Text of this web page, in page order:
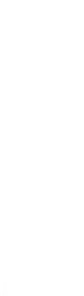
ve Sosyal